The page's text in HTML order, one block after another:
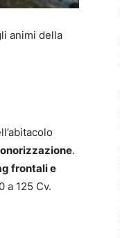
animi della
.
frontali e
a 125 Cv.